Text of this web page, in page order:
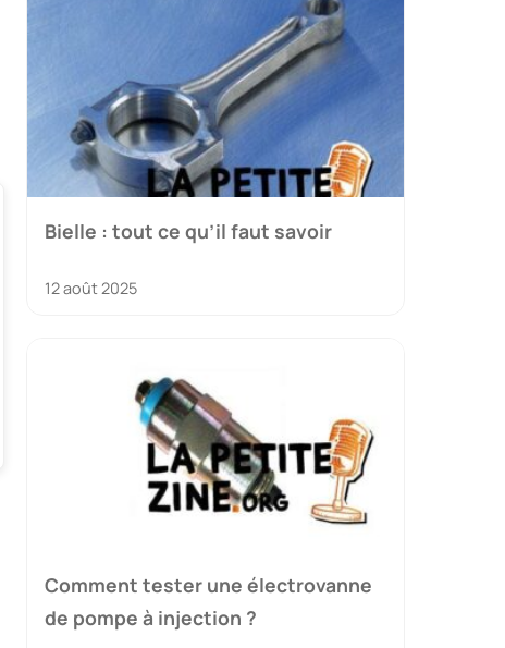
Bielle : tout ce qu’il faut savoir
12 août 2025
Comment tester une électrovanne
de pompe à injection ?